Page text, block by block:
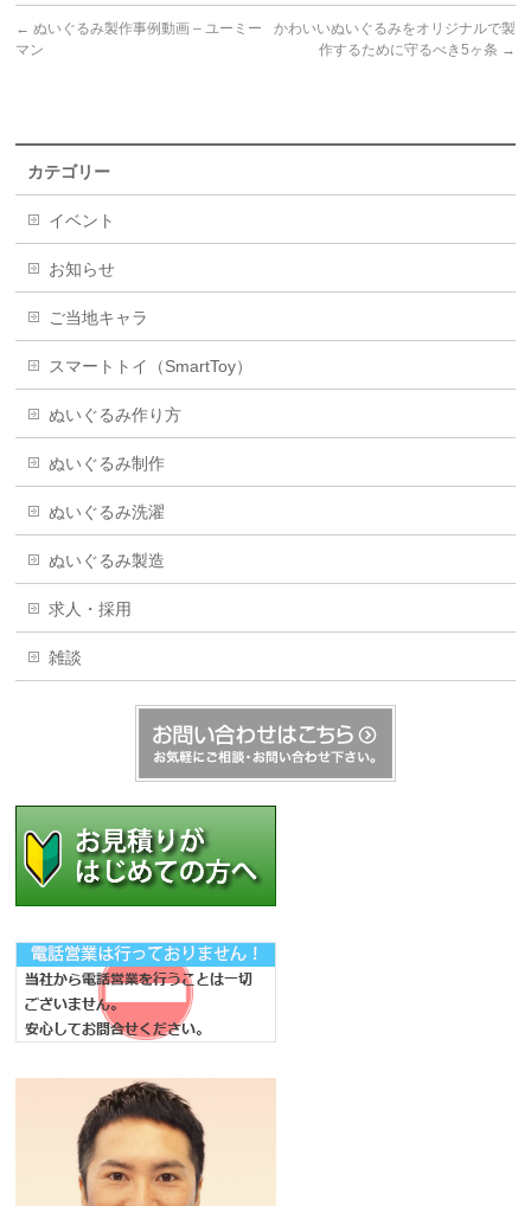
← ぬいぐるみ製作事例動画 – ユーミー
マン
かわいいぬいぐるみをオリジナルで製
作するために守るべき5ヶ条 →
カテゴリー
イベント
お知らせ
ご当地キャラ
スマートトイ（SmartToy）
ぬいぐるみ作り方
ぬいぐるみ制作
ぬいぐるみ洗濯
ぬいぐるみ製造
求人・採用
雑談